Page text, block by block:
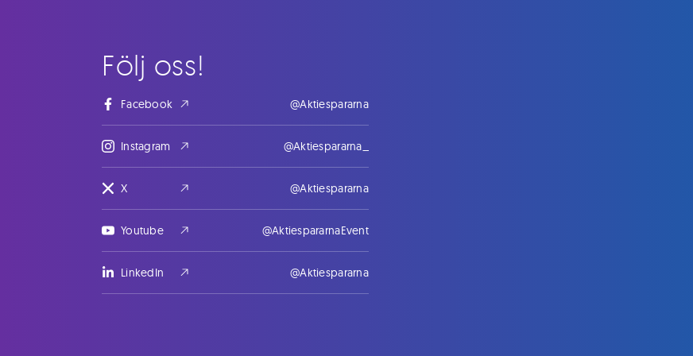
Följ oss!
Facebook @Aktiespararna
Instagram @Aktiespararna_
X @Aktiespararna
Youtube @AktiespararnaEvent
LinkedIn @Aktiespararna